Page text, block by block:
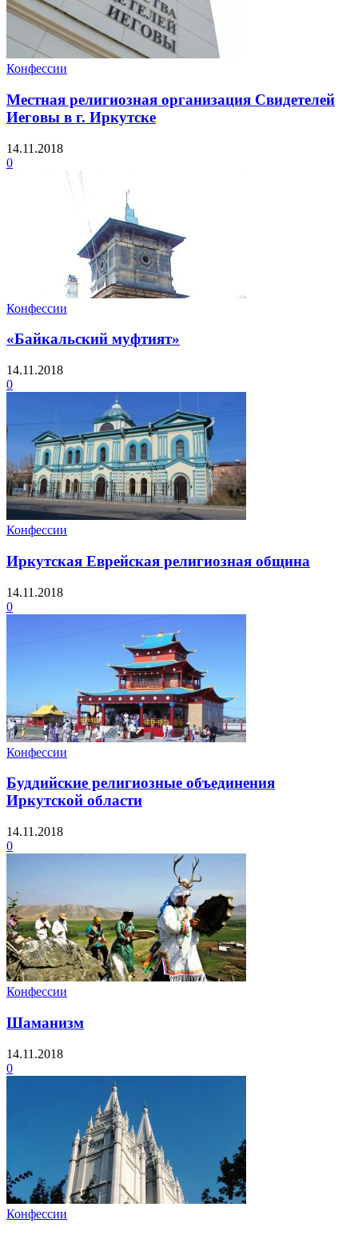
Конфессии
Местная религиозная организация Свидетелей
Иеговы в г. Иркутске
14.11.2018
0
Конфессии
«Байкальский муфтият»
14.11.2018
0
Конфессии
Иркутская Еврейская религиозная община
14.11.2018
0
Конфессии
Буддийские религиозные объединения
Иркутской области
14.11.2018
0
Конфессии
Шаманизм
14.11.2018
0
Конфессии